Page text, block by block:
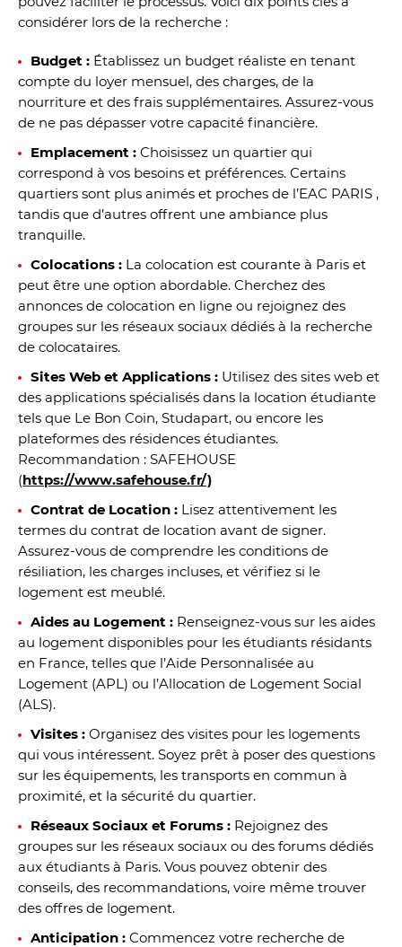
considérer lors de la recherche :
Budget : Établissez un budget réaliste en tenant
compte du loyer mensuel, des charges, de la
nourriture et des frais supplémentaires. Assurez-vous
de ne pas dépasser votre capacité financière.
Emplacement : Choisissez un quartier qui
correspond à vos besoins et préférences. Certains
quartiers sont plus animés et proches de l’EAC PARIS ,
tandis que d’autres offrent une ambiance plus
tranquille.
Colocations : La colocation est courante à Paris et
peut être une option abordable. Cherchez des
annonces de colocation en ligne ou rejoignez des
groupes sur les réseaux sociaux dédiés à la recherche
de colocataires.
Sites Web et Applications : Utilisez des sites web et
des applications spécialisés dans la location étudiante
tels que Le Bon Coin, Studapart, ou encore les
plateformes des résidences étudiantes.
Recommandation : SAFEHOUSE
(https://www.safehouse.fr/)
Contrat de Location : Lisez attentivement les
termes du contrat de location avant de signer.
Assurez-vous de comprendre les conditions de
résiliation, les charges incluses, et vérifiez si le
logement est meublé.
Aides au Logement : Renseignez-vous sur les aides
au logement disponibles pour les étudiants résidants
en France, telles que l’Aide Personnalisée au
Logement (APL) ou l’Allocation de Logement Social
(ALS).
Visites : Organisez des visites pour les logements
qui vous intéressent. Soyez prêt à poser des questions
sur les équipements, les transports en commun à
proximité, et la sécurité du quartier.
Réseaux Sociaux et Forums : Rejoignez des
groupes sur les réseaux sociaux ou des forums dédiés
aux étudiants à Paris. Vous pouvez obtenir des
conseils, des recommandations, voire même trouver
des offres de logement.
Anticipation : Commencez votre recherche de